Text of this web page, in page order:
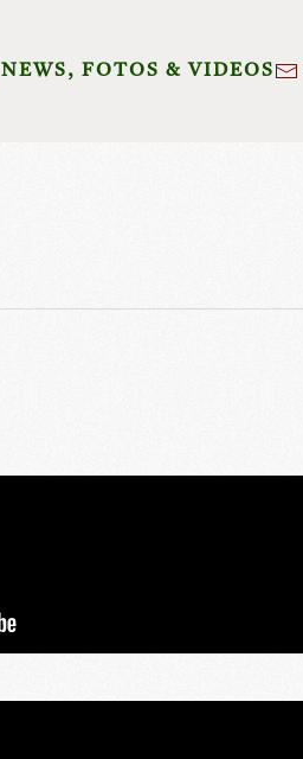
NEWS, FOTOS & VIDEOS